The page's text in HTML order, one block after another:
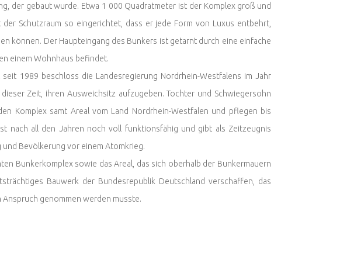
der gebaut wurde. Etwa 1 000 Quadratmeter ist der Komplex groß und
Schutzraum so eingerichtet, dass er jede Form von Luxus entbehrt,
können. Der Haupteingang des Bunkers ist getarnt durch eine einfache
einem Wohnhaus befindet.
1989 beschloss die Landesregierung Nordrhein-Westfalens im Jahr
Zeit, ihren Ausweichsitz aufzugeben. Tochter und Schwiegersohn
Komplex samt Areal vom Land Nordrhein-Westfalen und pflegen bis
nach all den Jahren noch voll funktionsfähig und gibt als Zeitzeugnis
Bevölkerung vor einem Atomkrieg.
Bunkerkomplex sowie das Areal, das sich oberhalb der Bunkermauern
Bauwerk der Bundesrepublik Deutschland verschaffen, das
genommen werden musste.